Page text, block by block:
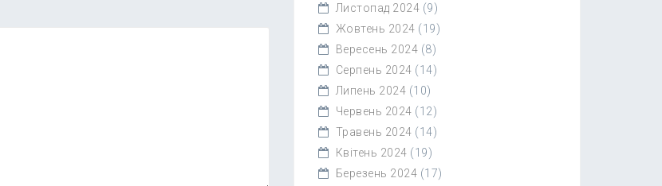
Листопад 2024 (9)
Жовтень 2024 (19)
Вересень 2024 (8)
Серпень 2024 (14)
Липень 2024 (10)
Червень 2024 (12)
Травень 2024 (14)
Квітень 2024 (19)
Березень 2024 (17)